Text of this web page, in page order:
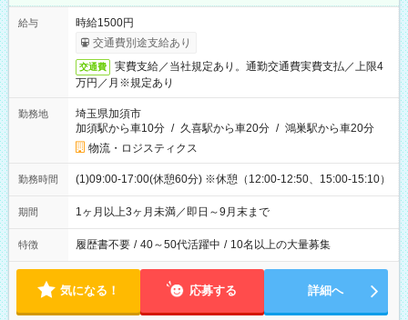
給与
時給1500円
交通費別途支給あり
交通費
実費支給／当社規定あり。通勤交通費実費支払／上限4
万円／月※規定あり
勤務地
埼玉県加須市
加須駅から車10分 / 久喜駅から車20分 / 鴻巣駅から車20分
物流・ロジスティクス
勤務時間 (1)09:00-17:00(休憩60分) ※休憩（12:00-12:50、15:00-15:10）
期間 1ヶ月以上3ヶ月未満／即日～9月末まで
特徴 履歴書不要 / 40～50代活躍中 / 10名以上の大量募集
気になる！ 応募する 詳細へ